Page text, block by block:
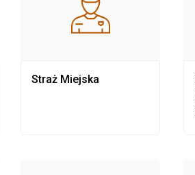
Straż Miejska